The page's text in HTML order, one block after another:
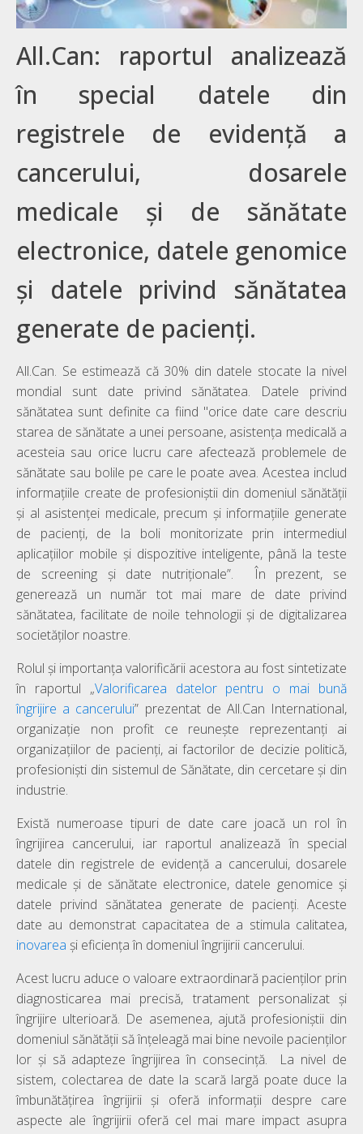
All.Can: raportul analizează
în special datele din
registrele de evidență a
cancerului, dosarele
medicale și de sănătate
electronice, datele genomice
și datele privind sănătatea
generate de pacienți.
All.Can. Se estimează că 30% din datele stocate la nivel
mondial sunt date privind sănătatea. Datele privind
sănătatea sunt definite ca fiind "orice date care descriu
starea de sănătate a unei persoane, asistența medicală a
acesteia sau orice lucru care afectează problemele de
sănătate sau bolile pe care le poate avea. Acestea includ
informațiile create de profesioniștii din domeniul sănătății
și al asistenței medicale, precum și informațiile generate
de pacienți, de la boli monitorizate prin intermediul
aplicațiilor mobile și dispozitive inteligente, până la teste
de screening și date nutriționale”. În prezent, se
generează un număr tot mai mare de date privind
sănătatea, facilitate de noile tehnologii și de digitalizarea
societăților noastre.
Rolul și importanța valorificării acestora au fost sintetizate
în raportul „Valorificarea datelor pentru o mai bună
îngrijire a cancerului” prezentat de All.Can International,
organizație non profit ce reunește reprezentanți ai
organizațiilor de pacienți, ai factorilor de decizie politică,
profesioniști din sistemul de Sănătate, din cercetare și din
industrie.
Există numeroase tipuri de date care joacă un rol în
îngrijirea cancerului, iar raportul analizează în special
datele din registrele de evidență a cancerului, dosarele
medicale și de sănătate electronice, datele genomice și
datele privind sănătatea generate de pacienți. Aceste
date au demonstrat capacitatea de a stimula calitatea,
inovarea și eficiența în domeniul îngrijirii cancerului.
Acest lucru aduce o valoare extraordinară pacienților prin
diagnosticarea mai precisă, tratament personalizat și
îngrijire ulterioară. De asemenea, ajută profesioniștii din
domeniul sănătății să înțeleagă mai bine nevoile pacienților
lor și să adapteze îngrijirea în consecință. La nivel de
sistem, colectarea de date la scară largă poate duce la
îmbunătățirea îngrijirii și oferă informații despre care
aspecte ale îngrijirii oferă cel mai mare impact asupra